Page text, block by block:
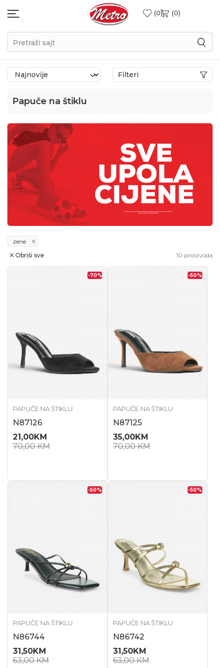
0 0
Pretraži sajt
Papuče na štiklu
Filteri
zene
10 proizvoda
Obriši sve
-70%
PAPUČE NA ŠTIKLU
N87126
21,00KM
70,00KM
-50%
PAPUČE NA ŠTIKLU
N87125
35,00KM
70,00KM
-50%
PAPUČE NA ŠTIKLU
N86744
31,50KM
63,00KM
-50%
PAPUČE NA ŠTIKLU
N86742
31,50KM
63,00KM